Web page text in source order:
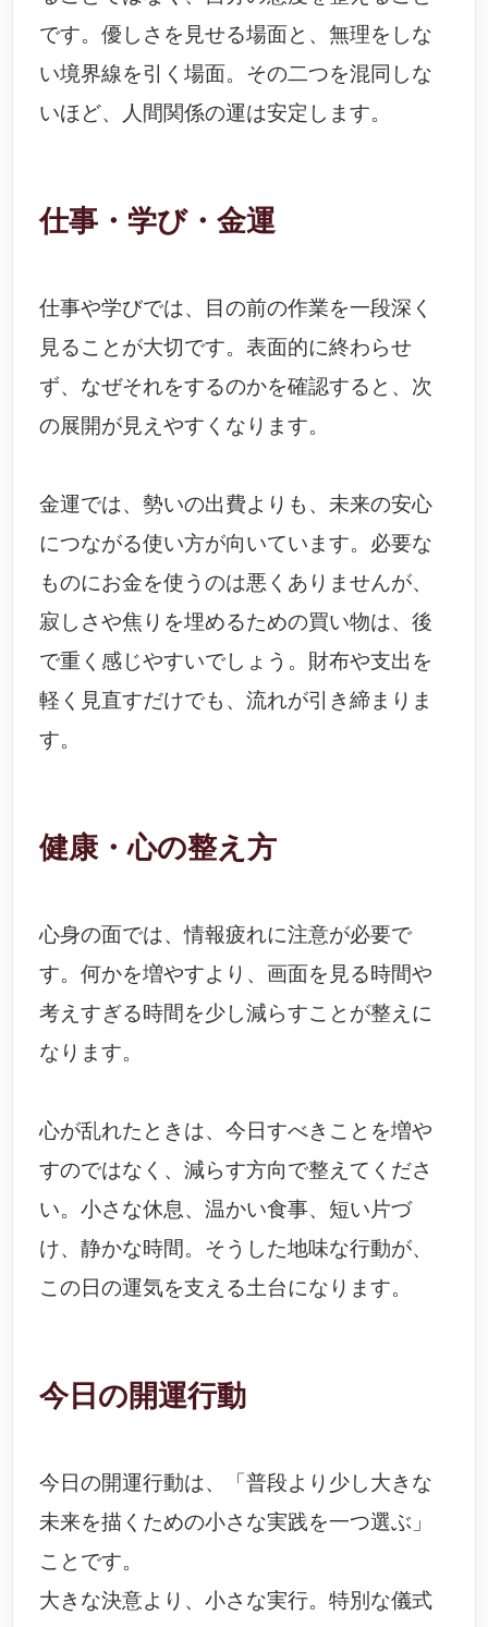
です。優しさを見せる場面と、無理をしな
い境界線を引く場面。その二つを混同しな
いほど、人間関係の運は安定します。
仕事・学び・金運
仕事や学びでは、目の前の作業を一段深く
見ることが大切です。表面的に終わらせ
ず、なぜそれをするのかを確認すると、次
の展開が見えやすくなります。
金運では、勢いの出費よりも、未来の安心
につながる使い方が向いています。必要な
ものにお金を使うのは悪くありませんが、
寂しさや焦りを埋めるための買い物は、後
で重く感じやすいでしょう。財布や支出を
軽く見直すだけでも、流れが引き締まりま
す。
健康・心の整え方
心身の面では、情報疲れに注意が必要で
す。何かを増やすより、画面を見る時間や
考えすぎる時間を少し減らすことが整えに
なります。
心が乱れたときは、今日すべきことを増や
すのではなく、減らす方向で整えてくださ
い。小さな休息、温かい食事、短い片づ
け、静かな時間。そうした地味な行動が、
この日の運気を支える土台になります。
今日の開運行動
今日の開運行動は、「普段より少し大きな
未来を描くための小さな実践を一つ選ぶ」
ことです。
大きな決意より、小さな実行。特別な儀式